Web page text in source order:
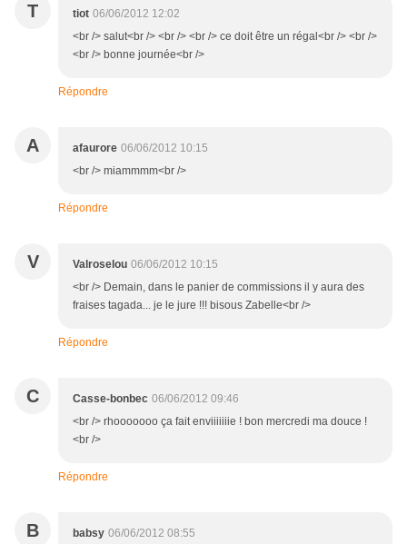
T tiot 06/06/2012 12:02
<br /> salut<br /> <br /> <br /> ce doit être un régal<br /> <br />
<br /> bonne journée<br />
Répondre
A afaurore 06/06/2012 10:15
<br /> miammmm<br />
Répondre
V Valroselou 06/06/2012 10:15
<br /> Demain, dans le panier de commissions il y aura des
fraises tagada... je le jure !!! bisous Zabelle<br />
Répondre
C Casse-bonbec 06/06/2012 09:46
<br /> rhooooooo ça fait enviiiiiiie ! bon mercredi ma douce !
<br />
Répondre
B babsy 06/06/2012 08:55